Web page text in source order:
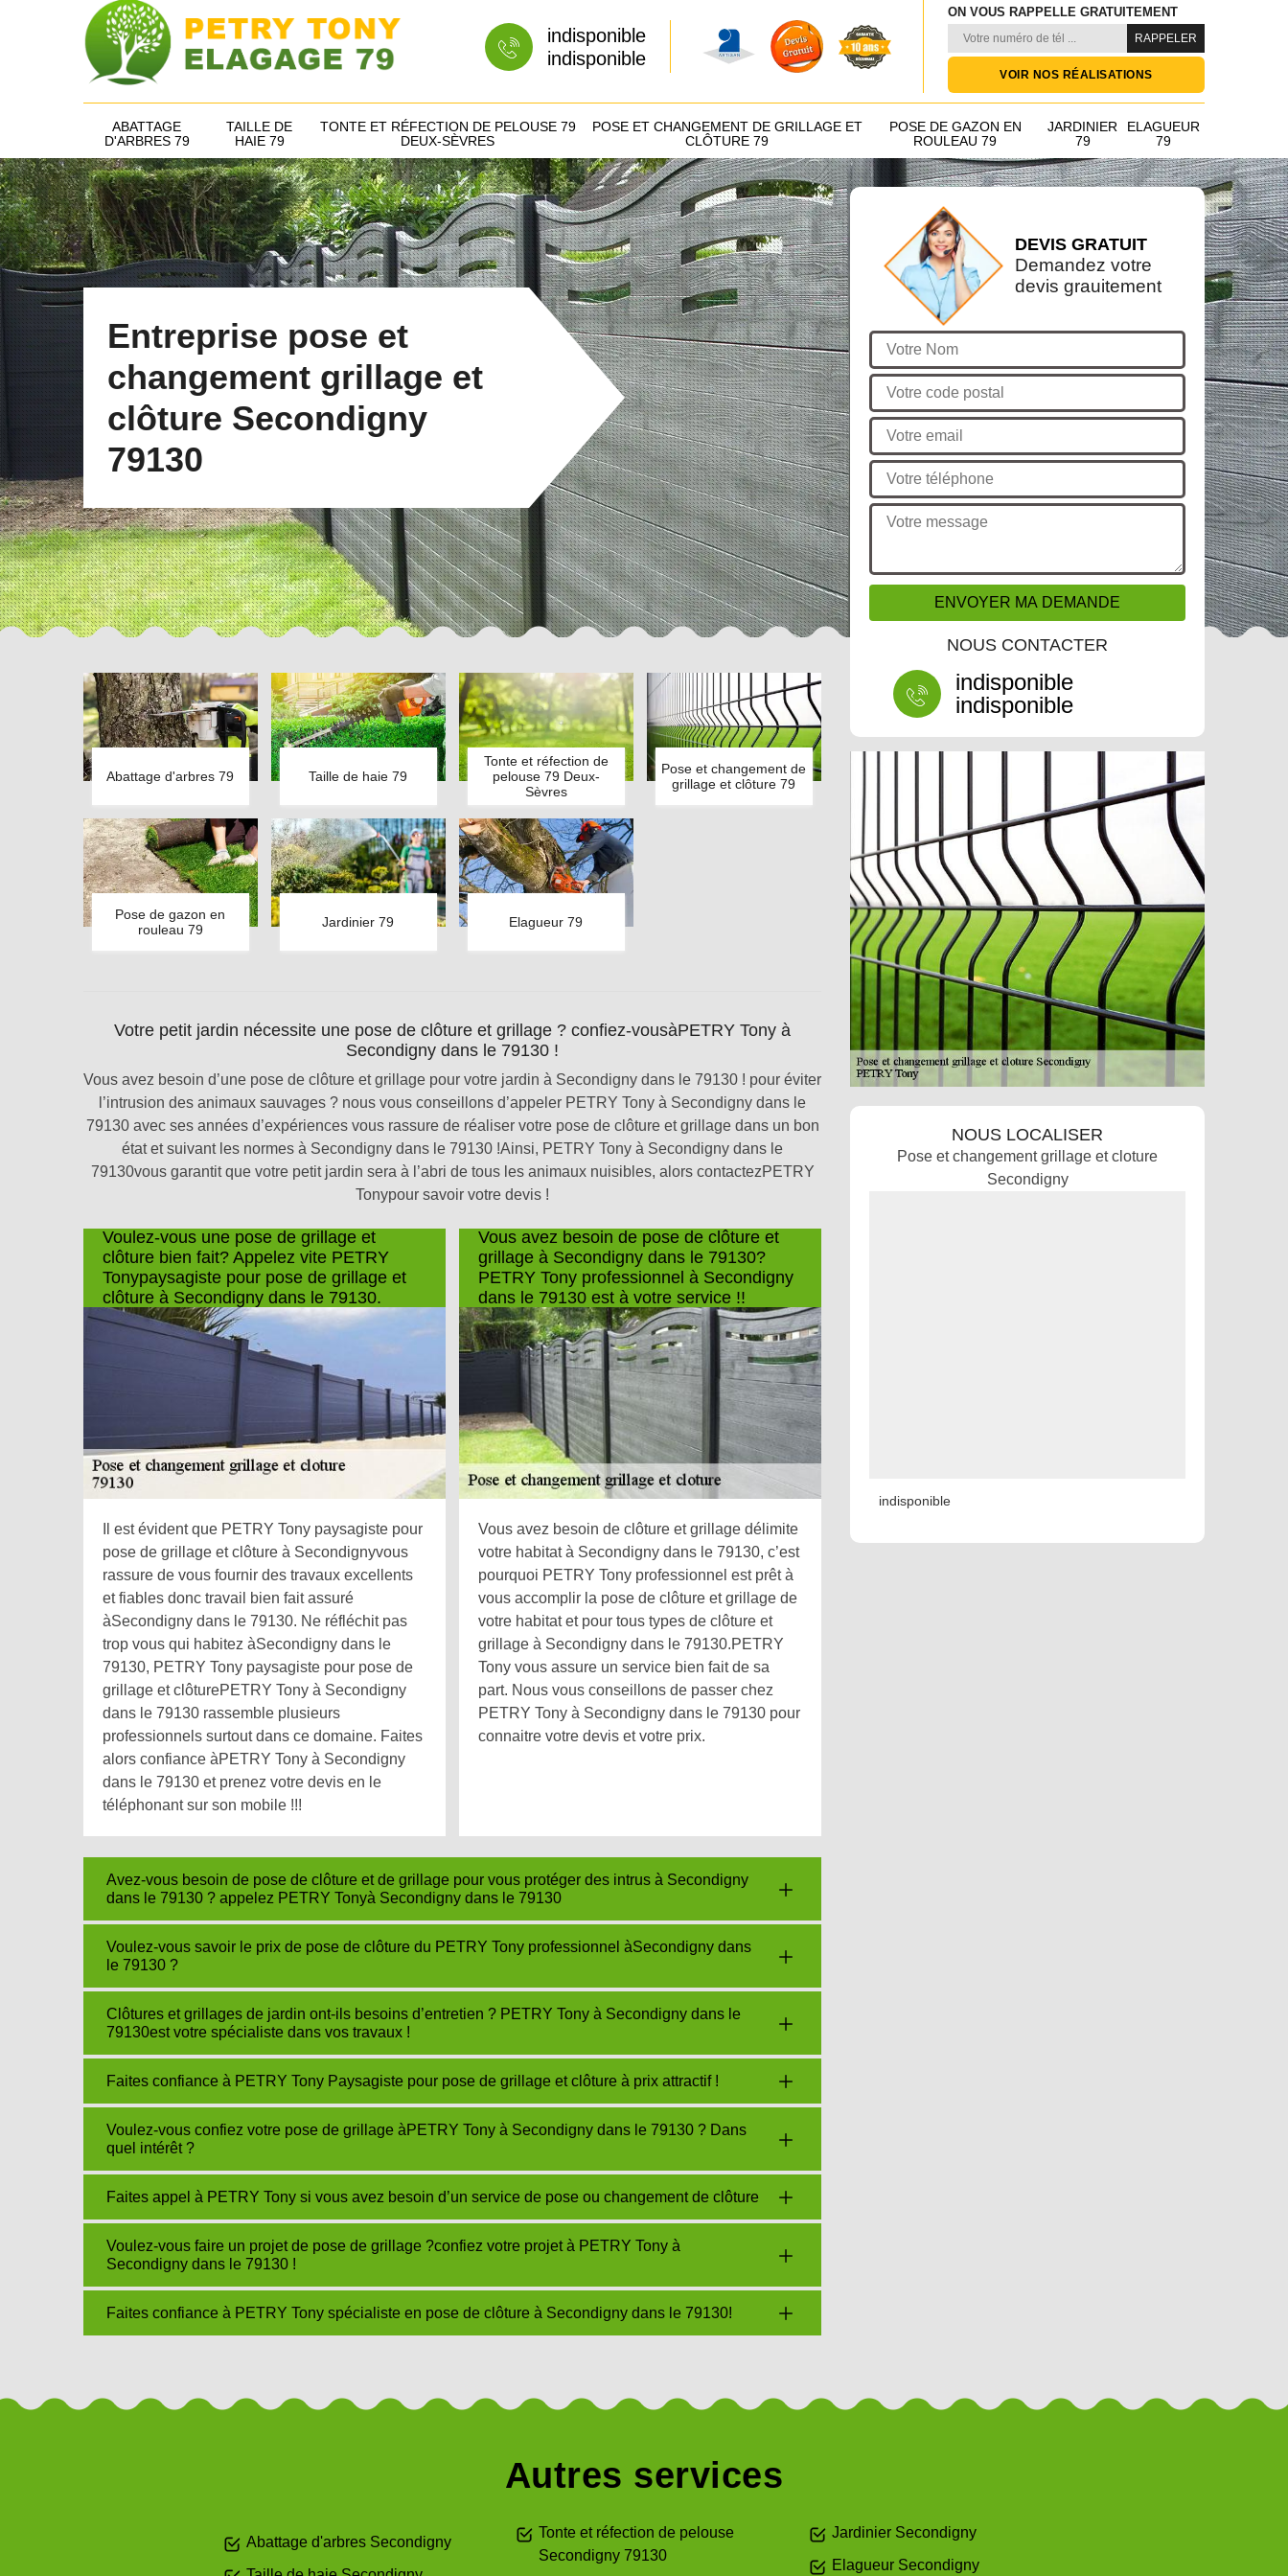
indisponible
indisponible
ON VOUS RAPPELLE GRATUITEMENT
VOIR NOS RÉALISATIONS
ABATTAGE
D'ARBRES 79
TAILLE DE
HAIE 79
TONTE ET RÉFECTION DE PELOUSE 79
DEUX-SÈVRES
POSE ET CHANGEMENT DE GRILLAGE ET
CLÔTURE 79
POSE DE GAZON EN
ROULEAU 79
JARDINIER
79
ELAGUEUR
79
Entreprise pose et
changement grillage et
clôture Secondigny
79130
Abattage d'arbres 79 Taille de haie 79
Tonte et réfection de
pelouse 79 Deux-
Sèvres
Pose et changement de
grillage et clôture 79
Pose de gazon en
rouleau 79
Jardinier 79 Elagueur 79
Votre petit jardin nécessite une pose de clôture et grillage ? confiez-vousàPETRY Tony à
Secondigny dans le 79130 !
Vous avez besoin d’une pose de clôture et grillage pour votre jardin à Secondigny dans le 79130 ! pour éviter
l’intrusion des animaux sauvages ? nous vous conseillons d’appeler PETRY Tony à Secondigny dans le
79130 avec ses années d’expériences vous rassure de réaliser votre pose de clôture et grillage dans un bon
état et suivant les normes à Secondigny dans le 79130 !Ainsi, PETRY Tony à Secondigny dans le
79130vous garantit que votre petit jardin sera à l’abri de tous les animaux nuisibles, alors contactezPETRY
Tonypour savoir votre devis !
Voulez-vous une pose de grillage et
clôture bien fait? Appelez vite PETRY
Tonypaysagiste pour pose de grillage et
clôture à Secondigny dans le 79130.
Il est évident que PETRY Tony paysagiste pour
pose de grillage et clôture à Secondignyvous
rassure de vous fournir des travaux excellents
et fiables donc travail bien fait assuré
àSecondigny dans le 79130. Ne réfléchit pas
trop vous qui habitez àSecondigny dans le
79130, PETRY Tony paysagiste pour pose de
grillage et clôturePETRY Tony à Secondigny
dans le 79130 rassemble plusieurs
professionnels surtout dans ce domaine. Faites
alors confiance àPETRY Tony à Secondigny
dans le 79130 et prenez votre devis en le
téléphonant sur son mobile !!!
Vous avez besoin de pose de clôture et
grillage à Secondigny dans le 79130?
PETRY Tony professionnel à Secondigny
dans le 79130 est à votre service !!
Vous avez besoin de clôture et grillage délimite
votre habitat à Secondigny dans le 79130, c’est
pourquoi PETRY Tony professionnel est prêt à
vous accomplir la pose de clôture et grillage de
votre habitat et pour tous types de clôture et
grillage à Secondigny dans le 79130.PETRY
Tony vous assure un service bien fait de sa
part. Nous vous conseillons de passer chez
PETRY Tony à Secondigny dans le 79130 pour
connaitre votre devis et votre prix.
Avez-vous besoin de pose de clôture et de grillage pour vous protéger des intrus à Secondigny
dans le 79130 ? appelez PETRY Tonyà Secondigny dans le 79130
Voulez-vous savoir le prix de pose de clôture du PETRY Tony professionnel àSecondigny dans
le 79130 ?
Clôtures et grillages de jardin ont-ils besoins d’entretien ? PETRY Tony à Secondigny dans le
79130est votre spécialiste dans vos travaux !
Faites confiance à PETRY Tony Paysagiste pour pose de grillage et clôture à prix attractif !
Voulez-vous confiez votre pose de grillage àPETRY Tony à Secondigny dans le 79130 ? Dans
quel intérêt ?
Faites appel à PETRY Tony si vous avez besoin d’un service de pose ou changement de clôture
Voulez-vous faire un projet de pose de grillage ?confiez votre projet à PETRY Tony à
Secondigny dans le 79130 !
Faites confiance à PETRY Tony spécialiste en pose de clôture à Secondigny dans le 79130!
DEVIS GRATUIT
Demandez votre
devis grauitement
NOUS CONTACTER
indisponible
indisponible
NOUS LOCALISER
Pose et changement grillage et cloture
Secondigny
indisponible
Autres services
Abattage d'arbres Secondigny
Tonte et réfection de pelouse
Secondigny 79130
Jardinier Secondigny
Elagueur Secondigny